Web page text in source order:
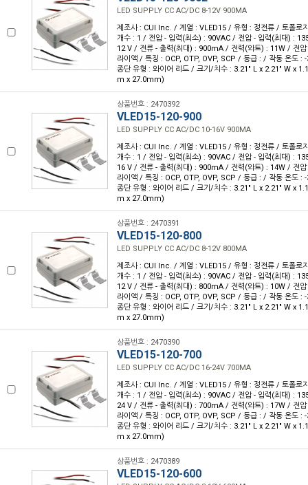
LED SUPPLY CC AC/DC 8-12V 900MA
제조사 : CUI Inc. / 계열 : VLED15 / 유형 : 정전류 / 토폴로
개수 : 1 / 전압 - 입력(최소) : 90VAC / 전압 - 입력(최대) :
12 V / 전류 - 출력(최대) : 900mA / 전력(와트) : 11W / 전압
라이액 / 특징 : OCP, OTP, OVP, SCP / 등급 : / 작동 온도 :
종단 유형 : 와이어 리드 / 크기/치수 : 3.21" L x 2.21" W x
m x 27.0mm)
상품번호 : 2470392
VLED15-120-900
LED SUPPLY CC AC/DC 10-16V 900MA
제조사 : CUI Inc. / 계열 : VLED15 / 유형 : 정전류 / 토폴로
개수 : 1 / 전압 - 입력(최소) : 90VAC / 전압 - 입력(최대) :
16 V / 전류 - 출력(최대) : 900mA / 전력(와트) : 14W / 전압
라이액 / 특징 : OCP, OTP, OVP, SCP / 등급 : / 작동 온도 :
종단 유형 : 와이어 리드 / 크기/치수 : 3.21" L x 2.21" W x
m x 27.0mm)
상품번호 : 2470391
VLED15-120-800
LED SUPPLY CC AC/DC 8-12V 800MA
제조사 : CUI Inc. / 계열 : VLED15 / 유형 : 정전류 / 토폴로
개수 : 1 / 전압 - 입력(최소) : 90VAC / 전압 - 입력(최대) :
12 V / 전류 - 출력(최대) : 800mA / 전력(와트) : 10W / 전압
라이액 / 특징 : OCP, OTP, OVP, SCP / 등급 : / 작동 온도 :
종단 유형 : 와이어 리드 / 크기/치수 : 3.21" L x 2.21" W x
m x 27.0mm)
상품번호 : 2470390
VLED15-120-700
LED SUPPLY CC AC/DC 16-24V 700MA
제조사 : CUI Inc. / 계열 : VLED15 / 유형 : 정전류 / 토폴로
개수 : 1 / 전압 - 입력(최소) : 90VAC / 전압 - 입력(최대) :
24 V / 전류 - 출력(최대) : 700mA / 전력(와트) : 17W / 전압
라이액 / 특징 : OCP, OTP, OVP, SCP / 등급 : / 작동 온도 :
종단 유형 : 와이어 리드 / 크기/치수 : 3.21" L x 2.21" W x
m x 27.0mm)
상품번호 : 2470389
VLED15-120-600